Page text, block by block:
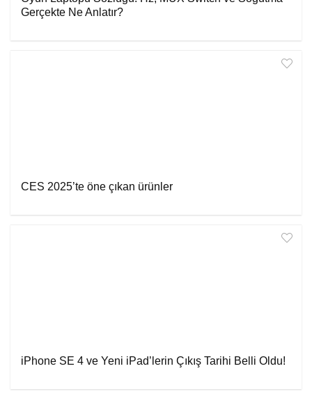
Gerçekte Ne Anlatır?
CES 2025’te öne çıkan ürünler
iPhone SE 4 ve Yeni iPad’lerin Çıkış Tarihi Belli Oldu!